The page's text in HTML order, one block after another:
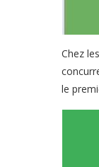
Chez
le